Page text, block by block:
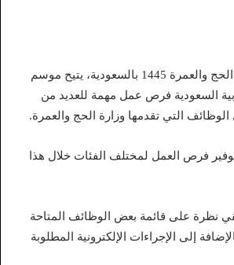
تفاصيل وظائف وزارة الحج والعمرة 1445 بالسعودية، يتيح موسم
السعودية فرص عمل مهمة للعديد من
الوظائف التي تقدمها وزارة الحج والعمرة.
فرص العمل لمختلف الفئات خلال هذا
نظرة على قائمة بعض الوظائف المتاحة
إلى الإجراءات الإلكترونية المطلوبة